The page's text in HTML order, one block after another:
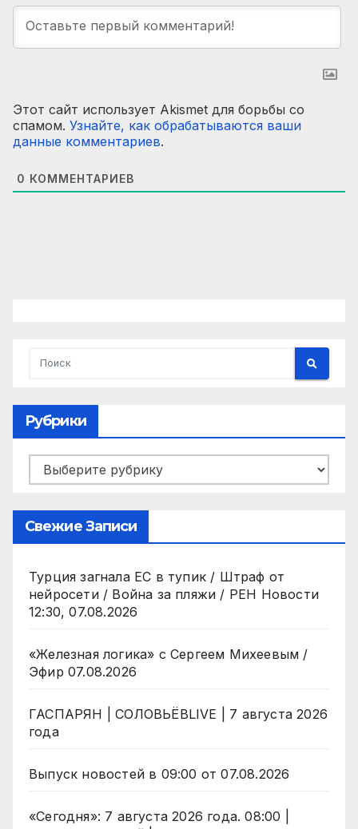
Этот сайт использует Akismet для борьбы со
спамом. Узнайте, как обрабатываются ваши
данные комментариев.
0 КОММЕНТАРИЕВ
Рубрики
Рубрики
Свежие Записи
Турция загнала ЕС в тупик / Штраф от
нейросети / Война за пляжи / РЕН Новости
12:30, 07.08.2026
«Железная логика» с Сергеем Михеевым /
Эфир 07.08.2026
ГАСПАРЯН | СОЛОВЬЁВLIVE | 7 августа 2026
года
Выпуск новостей в 09:00 от 07.08.2026
«Сегодня»: 7 августа 2026 года. 08:00 |